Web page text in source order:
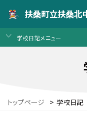
扶桑町立扶桑北
学校日記メニュー
トップページ > 学校日記